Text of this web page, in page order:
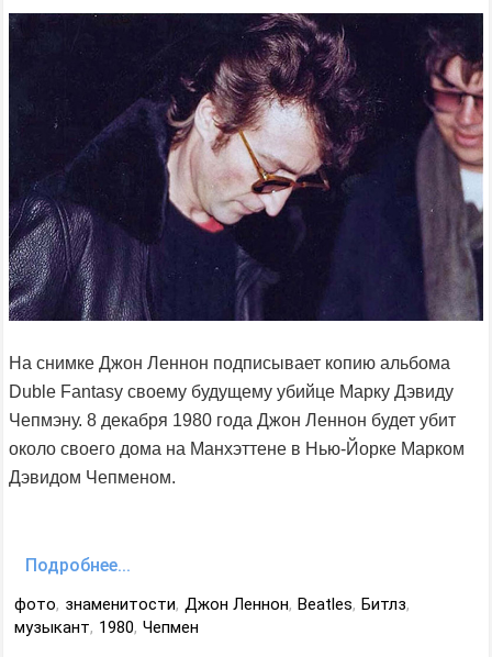
На снимке Джон Леннон подписывает копию альбома
Duble Fantasy своему будущему убийце Марку Дэвиду
Чепмэну. 8 декабря 1980 года Джон Леннон будет убит
около своего дома на Манхэттене в Нью-Йорке Марком
Дэвидом Чепменом.
Подробнее...
фото, знаменитости, Джон Леннон, Beatles, Битлз,
музыкант, 1980, Чепмен